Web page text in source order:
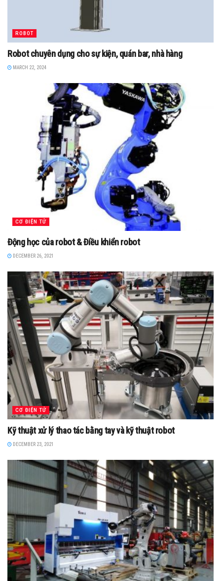
ROBOT
Robot chuyên dụng cho sự kiện, quán bar, nhà hàng
MARCH 22, 2024
CƠ ĐIỆN TỬ
Động học của robot & Điều khiển robot
DECEMBER 26, 2021
CƠ ĐIỆN TỬ
Kỹ thuật xử lý thao tác bằng tay và kỹ thuật robot
DECEMBER 23, 2021